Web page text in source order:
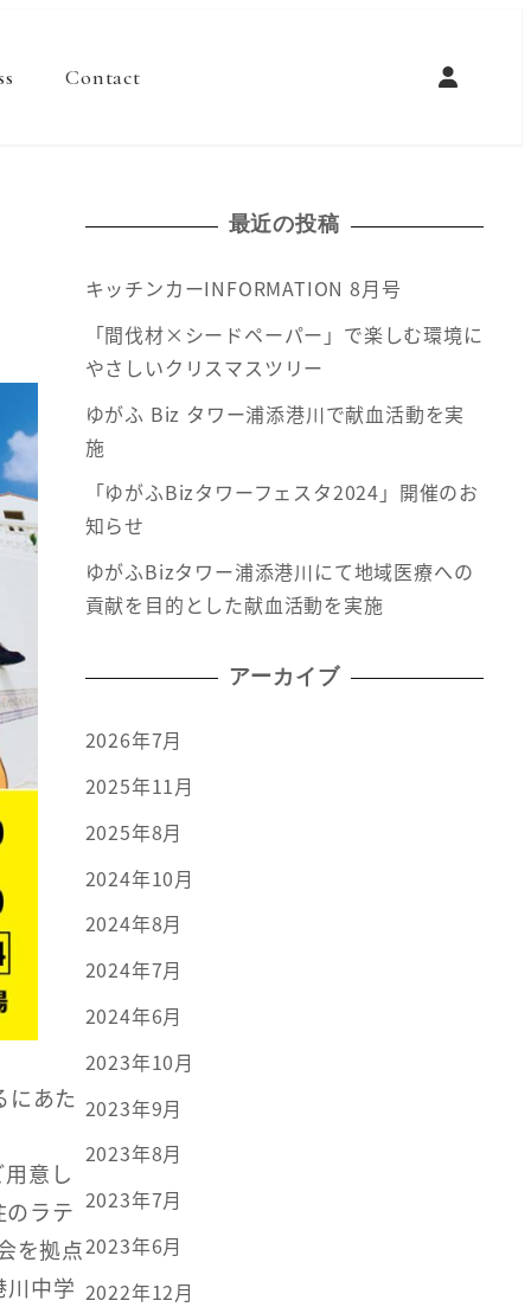
Contact
にあた
意し
ラテ
を拠点
川中学
最近の投稿
キッチンカーINFORMATION 8月号
「間伐材×シードペーパー」で楽しむ環境に
やさしいクリスマスツリー
ゆがふ Biz タワー浦添港川で献血活動を実
施
「ゆがふBizタワーフェスタ2024」開催のお
知らせ
ゆがふBizタワー浦添港川にて地域医療への
貢献を目的とした献血活動を実施
アーカイブ
2026年7月
2025年11月
2025年8月
2024年10月
2024年8月
2024年7月
2024年6月
2023年10月
2023年9月
2023年8月
2023年7月
2023年6月
2022年12月